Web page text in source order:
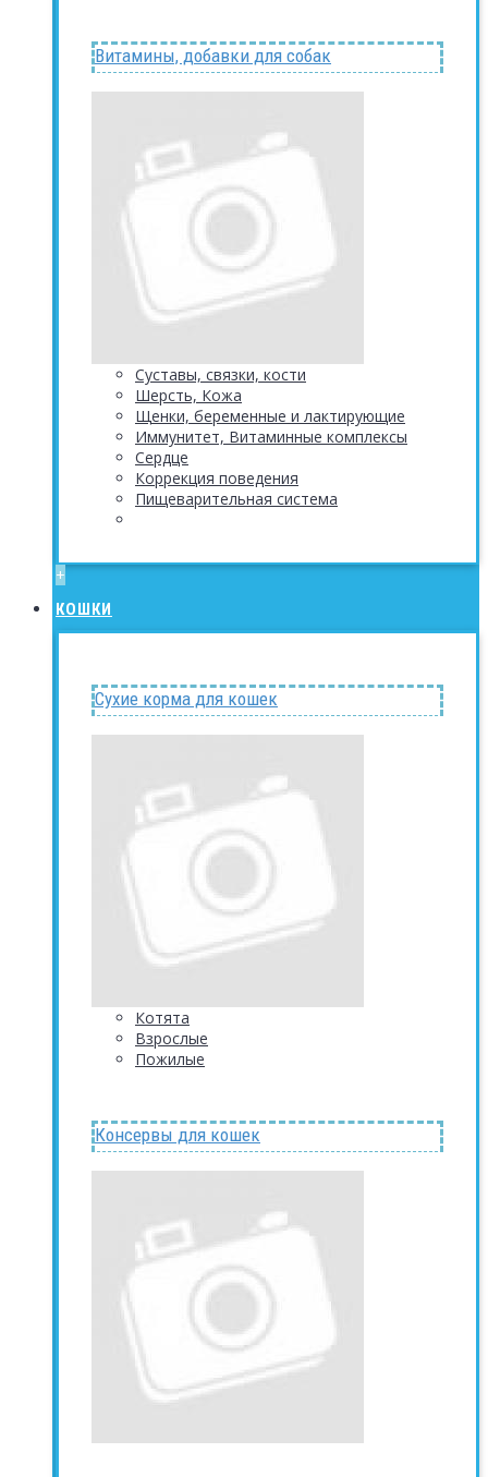
Витамины, добавки для собак
Суставы, связки, кости
Шерсть, Кожа
Щенки, беременные и лактирующие
Иммунитет, Витаминные комплексы
Сердце
Коррекция поведения
Пищеварительная система
+
КОШКИ
Сухие корма для кошек
Котята
Взрослые
Пожилые
Консервы для кошек